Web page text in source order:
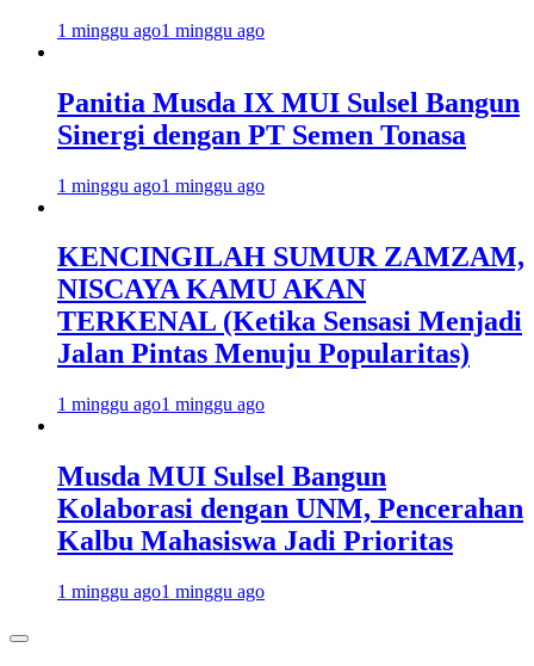
1 minggu ago1 minggu ago
Panitia Musda IX MUI Sulsel Bangun
Sinergi dengan PT Semen Tonasa
1 minggu ago1 minggu ago
KENCINGILAH SUMUR ZAMZAM,
NISCAYA KAMU AKAN
TERKENAL (Ketika Sensasi Menjadi
Jalan Pintas Menuju Popularitas)
1 minggu ago1 minggu ago
Musda MUI Sulsel Bangun
Kolaborasi dengan UNM, Pencerahan
Kalbu Mahasiswa Jadi Prioritas
1 minggu ago1 minggu ago